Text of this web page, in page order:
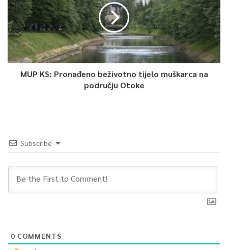
MUP KS: Pronađeno beživotno tijelo muškarca na
području Otoke
Subscribe
0 COMMENTS